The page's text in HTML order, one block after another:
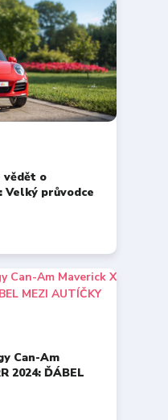
o
průvodce
Can-Am
2024: ĎÁBEL